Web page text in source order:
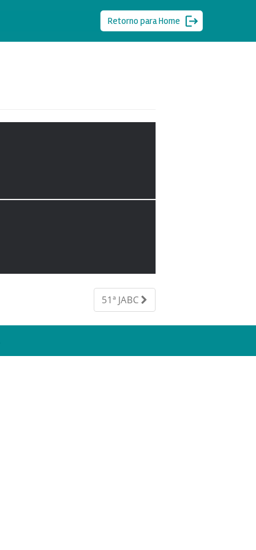
Retorno para Home
51ª JABC